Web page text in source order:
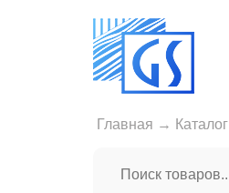
Главная → Каталог